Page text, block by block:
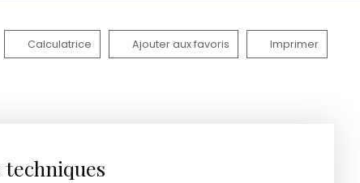
Calculatrice Ajouter aux favoris Imprimer